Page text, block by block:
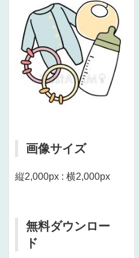
画像サイズ
縦2,000px : 横2,000px
無料ダウンロー
ド